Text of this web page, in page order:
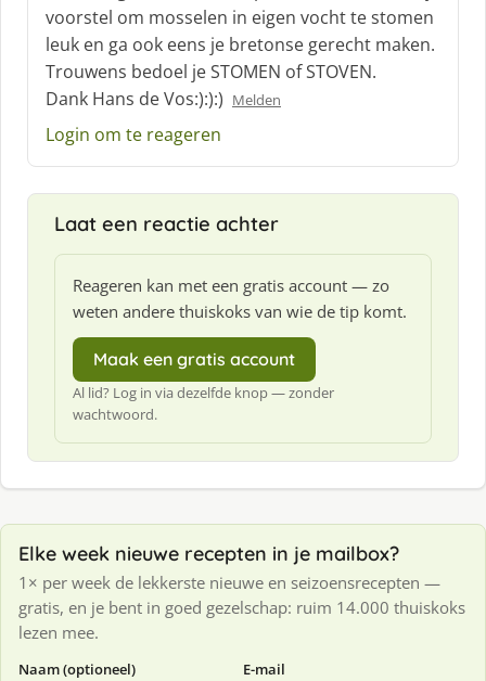
voorstel om mosselen in eigen vocht te stomen
leuk en ga ook eens je bretonse gerecht maken.
Trouwens bedoel je STOMEN of STOVEN.
Dank Hans de Vos:):):) Melden
Login om te reageren
Laat een reactie achter
Reageren kan met een gratis account — zo
weten andere thuiskoks van wie de tip komt.
Maak een gratis account
Al lid? Log in via dezelfde knop — zonder
wachtwoord.
Elke week nieuwe recepten in je mailbox?
1× per week de lekkerste nieuwe en seizoensrecepten —
gratis, en je bent in goed gezelschap: ruim 14.000 thuiskoks
lezen mee.
Naam (optioneel) E-mail